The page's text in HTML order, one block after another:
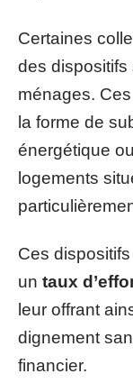
Certaines
des dispositifs
ménages.
la forme de
énergétique
logements
Ces
un taux
leur offrant
dignement
financier.